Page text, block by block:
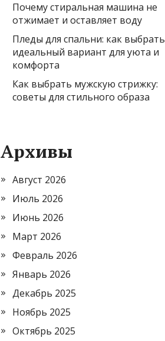
Почему стиральная машина не
отжимает и оставляет воду
Пледы для спальни: как выбрать
идеальный вариант для уюта и
комфорта
Как выбрать мужскую стрижку:
советы для стильного образа
Архивы
Август 2026
Июль 2026
Июнь 2026
Март 2026
Февраль 2026
Январь 2026
Декабрь 2025
Ноябрь 2025
Октябрь 2025